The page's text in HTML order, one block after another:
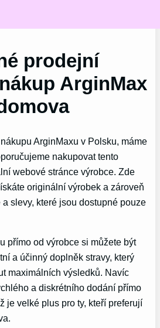
prodejní
‌ArginMax
ArginMaxu ⁢v Polsku, máme
nakupovat tento
webové stránce výrobce. Zde
originální výrobek a zároveň
slevy, které jsou dostupné pouze
přímo od výrobce si můžete být
a účinný doplněk stravy, ​který
​maximálních výsledků.‌ Navíc
a​ diskrétního dodání přímo
je velké plus ‌pro​ ty, kteří preferují⁣